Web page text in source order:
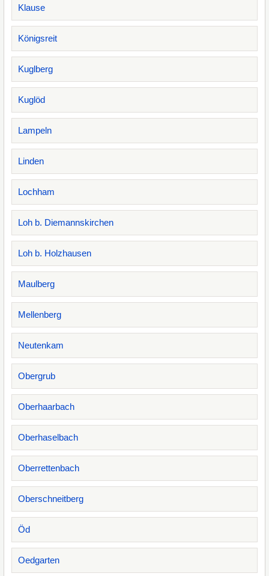
Klause
Königsreit
Kuglberg
Kuglöd
Lampeln
Linden
Lochham
Loh b. Diemannskirchen
Loh b. Holzhausen
Maulberg
Mellenberg
Neutenkam
Obergrub
Oberhaarbach
Oberhaselbach
Oberrettenbach
Oberschneitberg
Öd
Oedgarten